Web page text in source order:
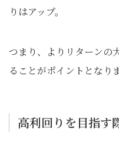
りはアップ。
つまり、よりリターンの
ることがポイントとなりま
高利回りを目指す